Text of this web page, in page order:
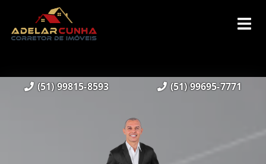
(51) 99815-8593 (51) 99695-7771